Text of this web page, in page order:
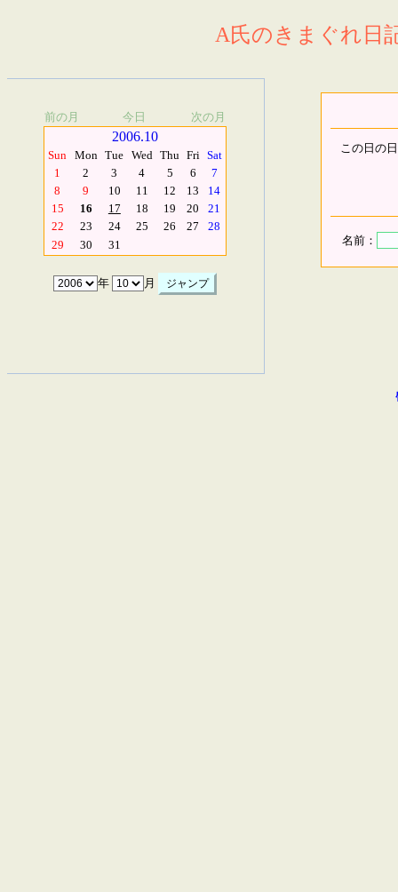
A氏のきまぐれ日
前の月 今日 次の月
2006.10
Sun Mon Tue Wed Thu Fri Sat
1
2 3 4 5 6
7
8
9 10 11 12 13
14
15
16 17 18 19 20
21
22
23 24 25 26 27
28
29
30 31
年 月
この日の
名前：